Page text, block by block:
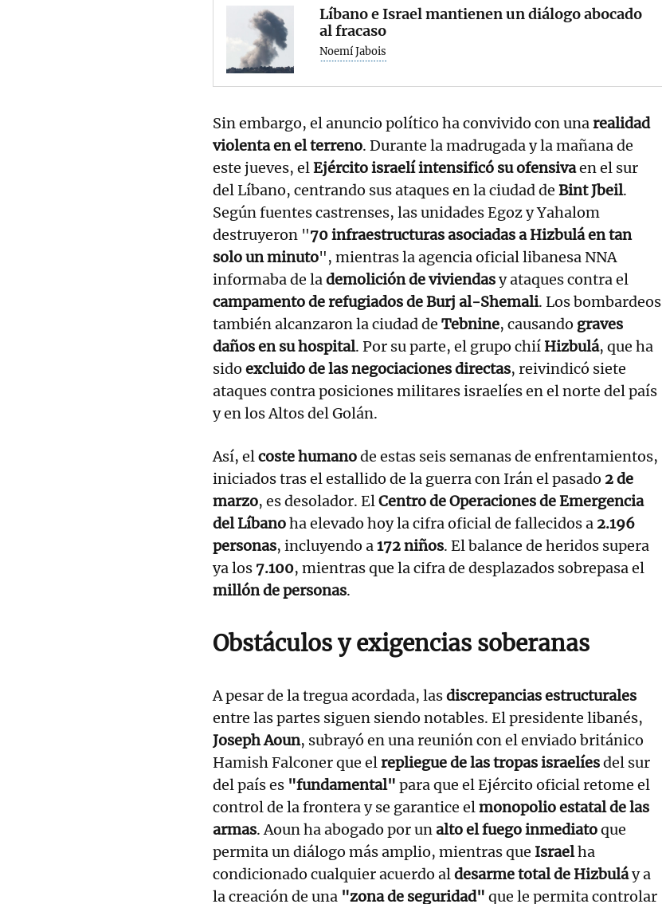
Líbano e Israel mantienen un diálogo abocado
al fracaso
Noemí Jabois
Sin embargo, el anuncio político ha convivido con unarealidad
violenta en el terreno. Durante la madrugada y la mañana de
este jueves, elEjército israelí intensificó su ofensivaen el sur
del Líbano, centrando sus ataques en la ciudad de Bint Jbeil.
Según fuentes castrenses, las unidades Egoz y Yahalom
destruyeron "70 infraestructuras asociadas a Hizbulá en tan
solo un minuto", mientras la agencia oficial libanesa NNA
informaba de lademolición de viviendasy ataques contra el
campamento de refugiados de Burj al-Shemali. Los bombardeos
también alcanzaron la ciudad de Tebnine, causando graves
daños en su hospital. Por su parte, el grupo chií Hizbulá, que ha
sido excluido de las negociaciones directas, reivindicó siete
ataques contra posiciones militares israelíes en el norte del país
y en los Altos del Golán.
Así, elcoste humanode estas seis semanas de enfrentamientos,
iniciados tras el estallido de la guerra con Irán el pasado 2 de
marzo, es desolador. ElCentro de Operaciones de Emergencia
del Líbanoha elevado hoy la cifra oficial de fallecidos a 2.196
personas, incluyendo a172 niños. El balance de heridos supera
ya los 7.100, mientras que la cifra de desplazados sobrepasa el
millón de personas.
Obstáculos y exigencias soberanas
A pesar de la tregua acordada, lasdiscrepancias estructurales
entre las partes siguen siendo notables. El presidente libanés,
Joseph Aoun, subrayó en una reunión con el enviado británico
Hamish Falconer que elrepliegue de las tropas israelíesdel sur
del país es "fundamental" para que el Ejército oficial retome el
control de la frontera y se garantice elmonopolio estatal de las
armas. Aoun ha abogado por unalto el fuego inmediatoque
permita un diálogo más amplio, mientras que Israelha
condicionado cualquier acuerdo aldesarme total de Hizbuláy a
la creación de una "zona de seguridad" que le permita controlar